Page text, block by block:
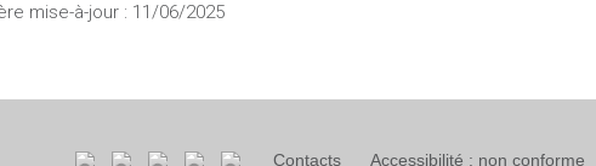
mise-à-jour : 11/06/2025
Contacts Accessibilité : non conforme